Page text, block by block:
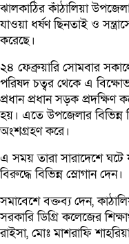
ঝালকাঠির কাঁঠালিয়া
যাওয়া ধর্ষণ ছিনতাই ও
করেছে।
২৪ ফেব্রুয়ারি সোমবার
পরিষদ চত্বর থেকে এ
প্রধান প্রধান সড়ক প্রদক্ষিণ
হয়। এতে উপজেলার বিভিন্ন
অংশগ্রহণ করে।
এ সময় তারা সারাদেশে ঘটে
বিরুদ্ধে বিভিন্ন স্লোগান দেন।
সমাবেশে বক্তব্য দেন,
সরকারি ডিগ্রি কলেজের
রাইসা, মোঃ মাশরাফি